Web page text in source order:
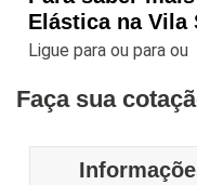
Elástica na Vila
Ligue paraou paraou
Faça sua